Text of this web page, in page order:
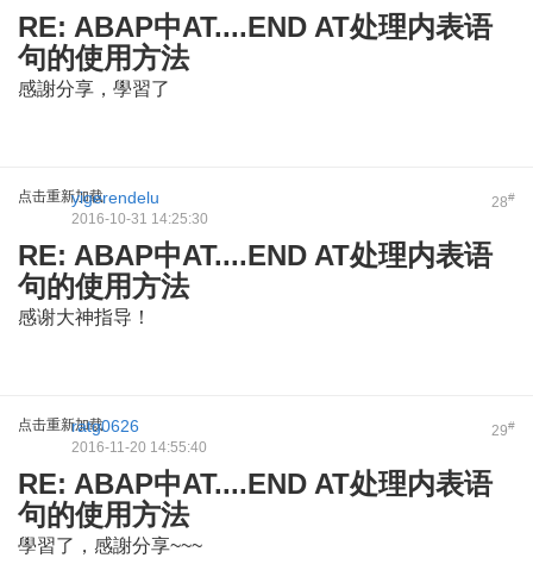
RE: ABAP中AT....END AT处理内表语
句的使用方法
感謝分享，學習了
点击重新加载 28#
yigerendelu
2016-10-31 14:25:30
RE: ABAP中AT....END AT处理内表语
句的使用方法
感谢大神指导！
点击重新加载 29#
ratg0626
2016-11-20 14:55:40
RE: ABAP中AT....END AT处理内表语
句的使用方法
學習了，感謝分享~~~